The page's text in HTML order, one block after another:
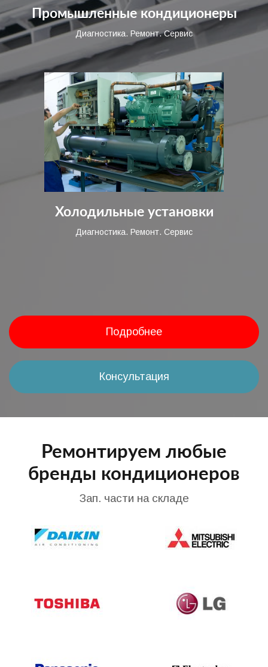
Промышленные кондиционеры
Диагностика. Ремонт. Сервис
Холодильные установки
Диагностика. Ремонт. Сервис
Подробнее
Консультация
Ремонтируем любые
бренды кондиционеров
Зап. части на складе